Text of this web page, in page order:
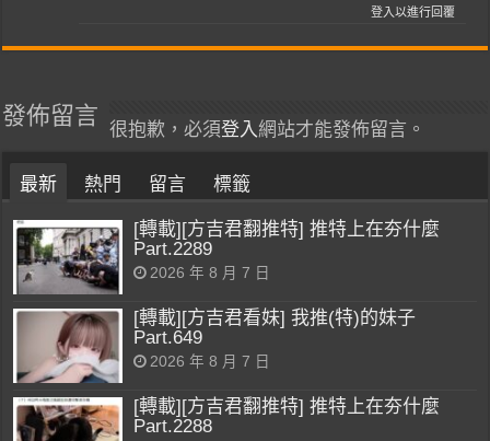
登入以進行回覆
發佈留言
很抱歉，必須登入網站才能發佈留言。
最新 熱門 留言 標籤
[轉載][方吉君翻推特] 推特上在夯什麼
Part.2289
2026 年 8 月 7 日
[轉載][方吉君看妹] 我推(特)的妹子
Part.649
2026 年 8 月 7 日
[轉載][方吉君翻推特] 推特上在夯什麼
Part.2288